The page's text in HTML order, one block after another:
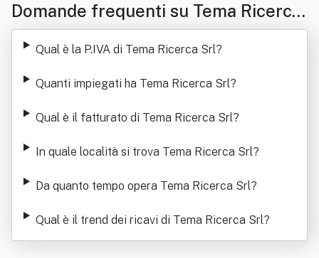
Domande frequenti su Tema Ricerca
Srl
Qual è la P.IVA di Tema Ricerca Srl?
Quanti impiegati ha Tema Ricerca Srl?
Qual è il fatturato di Tema Ricerca Srl?
In quale località si trova Tema Ricerca Srl?
Da quanto tempo opera Tema Ricerca Srl?
Qual è il trend dei ricavi di Tema Ricerca Srl?